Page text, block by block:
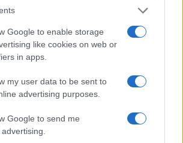
Google to enable storage
like cookies on web or
in apps.
my user data to be sent to
advertising purposes.
Google to send me